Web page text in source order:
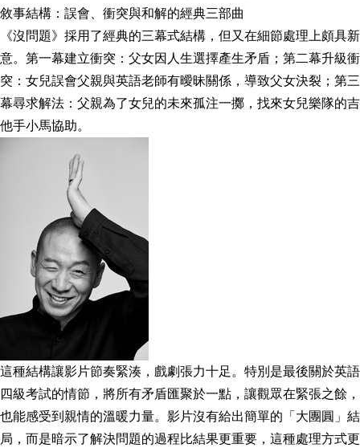
敘事結構：誤會、衝突與和解的經典三部曲
《沒問題》採用了經典的三幕式結構，但又在細節處理上頗具新
意。第一幕建立衝突：父女因人生選擇產生矛盾；第二幕升級衝
突：女兒誤會父親與英語老師有曖昧關係，導致父女決裂；第三
幕尋求解法：父親為了女兒的未來孤注一擲，找來女兒樂隊的吉
他手小馬協助。
這種結構讓影片節奏緊湊，戲劇張力十足。特別是最後關於英語
四級考試的情節，將所有矛盾匯聚於一點，讓觀眾在緊張之餘，
也能感受到親情的溫暖力量。影片沒有給出簡單的「大團圓」結
局，而是暗示了解決問題的過程比結果更重要，這種處理方式更